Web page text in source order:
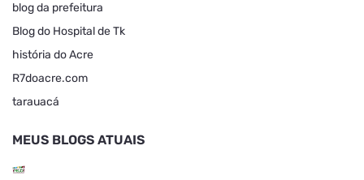
blog da prefeitura
Blog do Hospital de Tk
história do Acre
R7doacre.com
tarauacá
MEUS BLOGS ATUAIS